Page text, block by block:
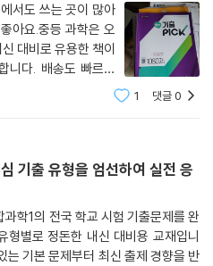
서도 쓰는 곳이 많아
아요.중등 과학은 오
대비로 유용한 책이
니다. 배송도 빠르고
1 댓글0
기출 유형을 엄선하여 실전 응
학1의 전국 학교 시험 기출문제를 완
별로 정돈한 내신 대비용 교재입니
는 기본 문제부터 최신 출제 경향을 반